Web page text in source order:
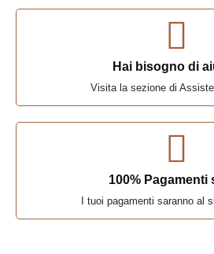
Hai bisogno di
Visita la sezione di
100% Pagamenti
I tuoi pagamenti saranno al